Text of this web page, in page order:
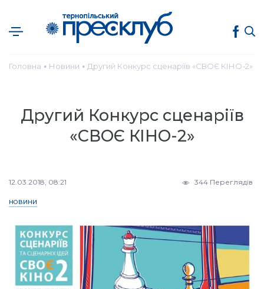
Головна ● Новини ● Другий Конкурс сценаріїв «СВОЄ КІНО-2»
Другий Конкурс сценаріїв
«СВОЄ КІНО-2»
12.03.2018, 08:21 344 Переглядів
НОВИНИ